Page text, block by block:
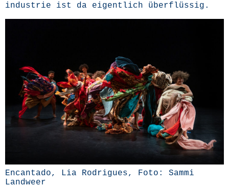
in­dus­trie ist da eigent­lich überflüssig.
Encan­ta­do, Lia Rodri­gues, Foto: Sam­mi
Landweer